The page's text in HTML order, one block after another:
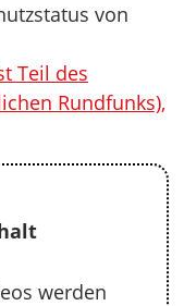
von
Teil des
Rundfunks),
werden